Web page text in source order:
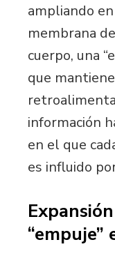
ampliando
membrana
cuerpo, una
que
información
en el que
es influido
“empuje”